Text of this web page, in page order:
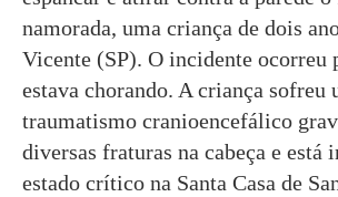
namorada, uma criança de dois
Vicente (SP). O incidente ocorreu
estava chorando. A criança sofreu
traumatismo cranioencefálico
diversas fraturas na cabeça e está
estado crítico na Santa Casa de